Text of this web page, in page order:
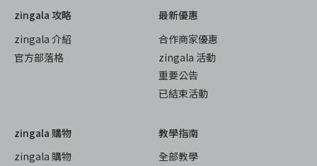
zingala 攻略
zingala 介紹
官方部落格
最新優惠
合作商家優惠
zingala 活動
重要公告
已結束活動
zingala 購物
zingala 購物
教學指南
全部教學